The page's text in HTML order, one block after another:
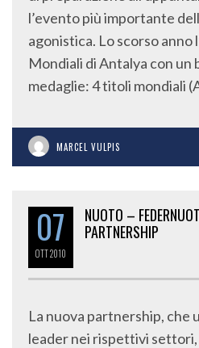
l’evento più importante
agonistica. Lo scorso anno
Mondiali di Antalya con un
medaglie: 4 titoli mondiali
MARCEL VULPIS
07
OTT2010
NUOTO –
PARTNERSHIP
La nuova partnership, che
leader nei rispettivi